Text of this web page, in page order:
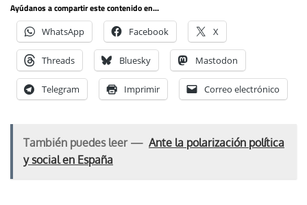
Ayúdanos a compartir este contenido en...
WhatsApp Facebook X
Threads Bluesky Mastodon
Telegram Imprimir Correo electrónico
También puedes leer — Ante la polarización política
y social en España